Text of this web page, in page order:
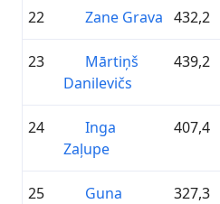
22 Zane Grava 432,2
23
Mārtiņš
Danilevičs
439,2
24
Inga
Zaļupe
407,4
25
Guna
327,3